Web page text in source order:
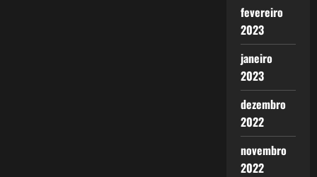
fevereiro
2023
janeiro
2023
dezembro
2022
novembro
2022